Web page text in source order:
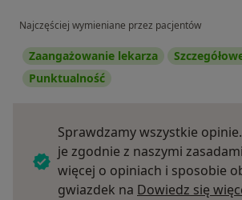
Najczęściej wymieniane przez pacjentów
Zaangażowanie lekarza
Punktualność
Sprawdzamy wszystkie
je zgodnie z naszymi
więcej o opiniach i sposobie
gwiazdek na Dowiedz się